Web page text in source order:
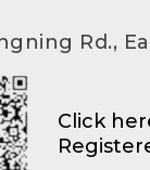
Rd.,
Click